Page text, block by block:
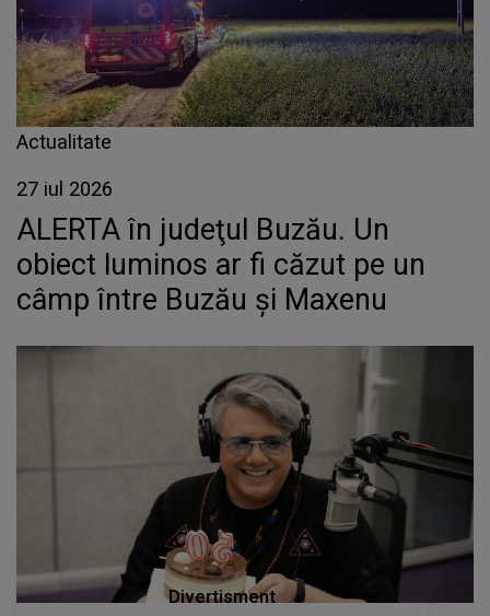
Actualitate
27 iul 2026
ALERTA în judeţul Buzău. Un
obiect luminos ar fi căzut pe un
câmp între Buzău şi Maxenu
Divertisment